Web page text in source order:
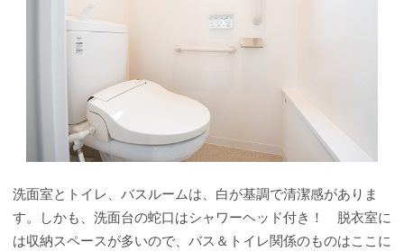
洗面室とトイレ、バスルームは、白が基調で清潔感がありま
す。しかも、洗面台の蛇口はシャワーヘッド付き！ 脱衣室に
は収納スペースが多いので、バス＆トイレ関係のものはここに